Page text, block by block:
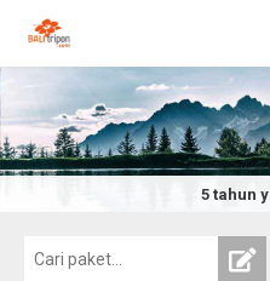
5 tahun